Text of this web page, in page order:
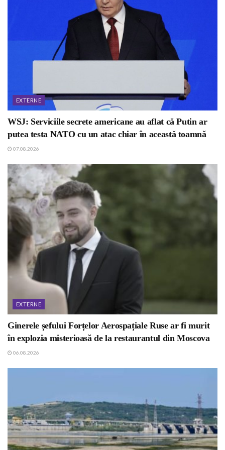
EXTERNE
WSJ: Serviciile secrete americane au aflat că Putin ar
putea testa NATO cu un atac chiar în această toamnă
07.08.2026
EXTERNE
Ginerele șefului Forțelor Aerospațiale Ruse ar fi murit
în explozia misterioasă de la restaurantul din Moscova
06.08.2026